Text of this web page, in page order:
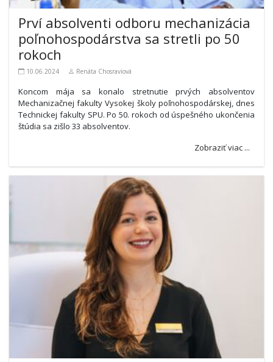
Prví absolventi odboru mechanizácia
poľnohospodárstva sa stretli po 50
rokoch
10.06.2024 Renáta Chosraviová
Koncom mája sa konalo stretnutie prvých absolventov
Mechanizačnej fakulty Vysokej školy poľnohospodárskej, dnes
Technickej fakulty SPU. Po 50. rokoch od úspešného ukončenia
štúdia sa zišlo 33 absolventov.
Zobraziť viac ...